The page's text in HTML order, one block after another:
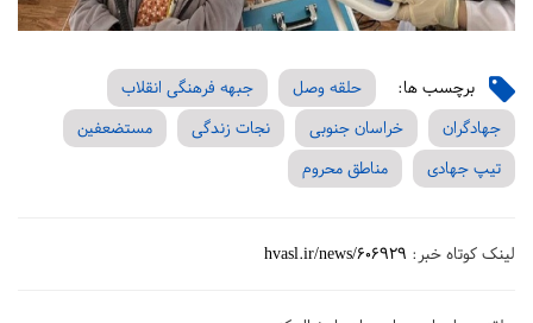
برچسب ها: حلقه وصل
جبهه فرهنگی انقلاب
جهادگران
خراسان جنوبی نجات زندگی‌
مستضعفین
تیپ جهادی
مناطق محروم
لینک کوتاه خبر: hvasl.ir/news/606929